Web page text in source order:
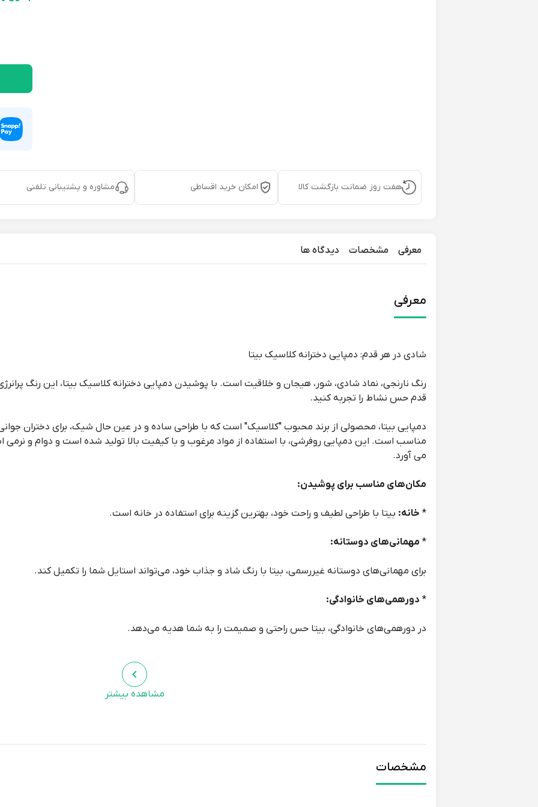
هفت روز ضمانت بازگشت کالا امکان خرید اقساطی مشاوره و پشتیبانی تلفنی
معرفی مشخصات دیدگاه ها
معرفی
شادی در هر قدم: دمپایی دخترانه کلاسیک بیتا
رنگ نارنجی، نماد شادی، شور، هیجان و خلاقیت است. با پوشیدن دمپایی دخترانه کلاسیک بیتا، این رنگ
قدم حس نشاط را تجربه کنید.
دمپایی بیتا، محصولی از برند محبوب "کلاسیک" است که با طراحی ساده و در عین حال شیک، برای دختران
مناسب است. این دمپایی روفرشی، با استفاده از مواد مرغوب و با کیفیت بالا تولید شده است و دوام و نرمی
می آورد.
مکان‌های مناسب برای پوشیدن:
* خانه: بیتا با طراحی لطیف و راحت خود، بهترین گزینه برای استفاده در خانه است.
* مهمانی‌های دوستانه:
برای مهمانی‌های دوستانه غیررسمی، بیتا با رنگ شاد و جذاب خود، می‌تواند استایل شما را تکمیل کند.
* دورهمی‌های خانوادگی:
در دورهمی‌های خانوادگی، بیتا حس راحتی و صمیمت را به شما هدیه می‌دهد.
رنگ نارنجی بیتا، با رنگ‌های خنثی مانند سفید، مشکی، خاکستری و بژ به خوبی ست می‌شود.
دمپایی بیتا، با لباس‌های راحتی، پیراهن‌های کوتاه، دامن‌های بلند و شلوار جین به خوبی ست می‌شود.
مناسب برای چه تیپ شخصیتی و روحیاتی:
مشاهده بیشتر
مشخصات